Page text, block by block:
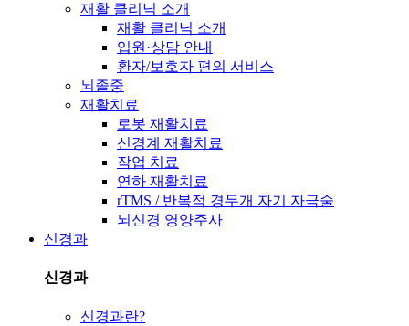
재활 클리닉 소개
재활 클리닉 소개
입원·상담 안내
환자/보호자 편의 서비스
뇌졸중
재활치료
로봇 재활치료
신경계 재활치료
작업 치료
연하 재활치료
rTMS / 반복적 경두개 자기 자극술
뇌신경 영양주사
신경과
신경과
신경과란?